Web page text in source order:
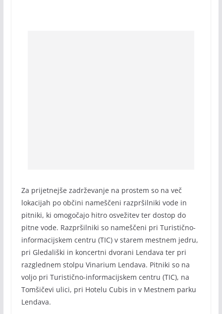
Za prijetnejše zadrževanje na prostem so na več
lokacijah po občini nameščeni razpršilniki vode in
pitniki, ki omogočajo hitro osvežitev ter dostop do
pitne vode. Razpršilniki so nameščeni pri Turistično-
informacijskem centru (TIC) v starem mestnem jedru,
pri Gledališki in koncertni dvorani Lendava ter pri
razglednem stolpu Vinarium Lendava. Pitniki so na
voljo pri Turistično-informacijskem centru (TIC), na
Tomšičevi ulici, pri Hotelu Cubis in v Mestnem parku
Lendava.